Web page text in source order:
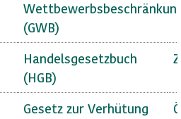
(GWB)
Handelsgesetzbuch
(HGB)
Gesetz zur Verhütung